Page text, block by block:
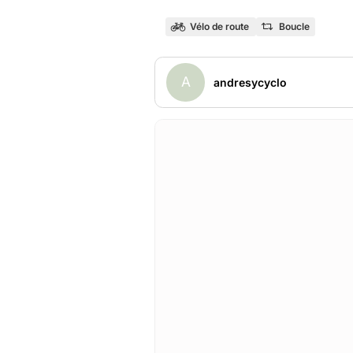
Vélo de route Boucle
A andresycyclo